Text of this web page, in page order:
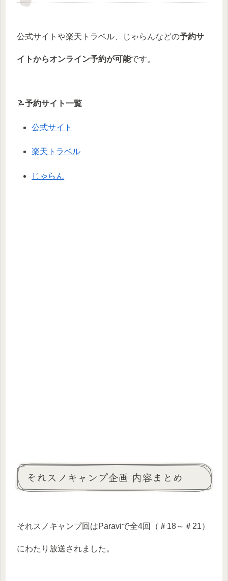
公式サイトや楽天トラベル、じゃらんなどの予約サ
イトからオンライン予約が可能です。
📝予約サイト一覧
公式サイト
楽天トラベル
じゃらん
それスノキャンプ企画 内容まとめ
それスノキャンプ回はParaviで全4回（＃18～＃21）
にわたり放送されました。